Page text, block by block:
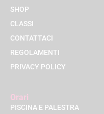
SHOP
CLASSI
CONTATTACI
REGOLAMENTI
PRIVACY POLICY
Orari
PISCINA E PALESTRA